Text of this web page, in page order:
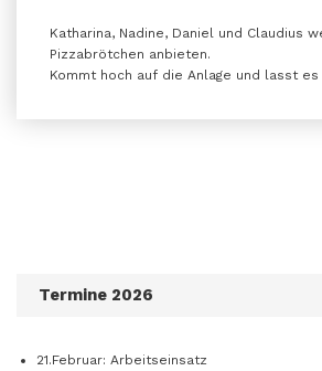
Katharina, Nadine, Daniel und Claudius
Pizzabrötchen anbieten.
Kommt hoch auf die Anlage und lasst es
Termine 2026
21.Februar: Arbeitseinsatz